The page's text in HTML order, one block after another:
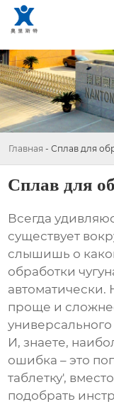
Главная - Сплав для
Сплав для
Всегда
существует
слышишь о
обработки
автоматически.
проще и
И, знаете,
ошибка – это
таблетку',
подобрать